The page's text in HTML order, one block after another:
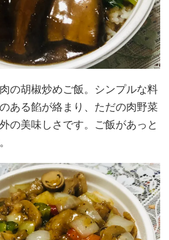
の胡椒炒めご飯。シンプルな料
ある餡が絡まり、ただの肉野菜
の美味しさです。ご飯があっと